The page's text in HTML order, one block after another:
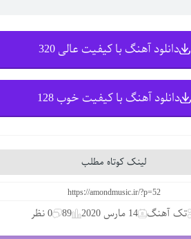
دانلود آهنگ با کیفیت عالی 320
دانلود آهنگ با کیفیت خوب 128
لینک کوتاه مطلب
تک آهنگ 14 مارس 2020 89 0 نظر